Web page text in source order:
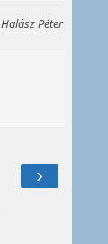
Halász Péter
›